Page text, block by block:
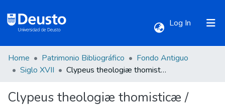
Log In (current)
Communities & Collections
All of DSpace
Home Patrimonio Bibliográfico
Fondo Antiguo
Siglo XVII
Clypeus theologiæ thomisticæ / authore R.P. Ioanne Baptista Gonet, ... Ordinis FF. Prædicatorum ... ; tomus primus continens tractatus de natura et attributis diuinis, de visione, de scientia, de voluntate, & prouidentia Dei, & apologiam thomistarum
Clypeus theologiæ thomisticæ /